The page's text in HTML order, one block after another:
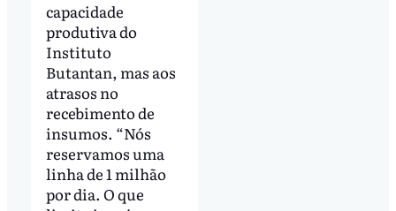
capacidade
produtiva do
Instituto
Butantan, mas aos
atrasos no
recebimento de
insumos. “Nós
reservamos uma
linha de 1 milhão
por dia. O que